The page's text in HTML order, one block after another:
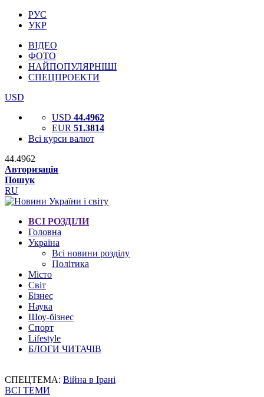
РУС
УКР
ВІДЕО
ФОТО
НАЙПОПУЛЯРНІШІ
СПЕЦПРОЕКТИ
USD
USD 44.4962
EUR 51.3814
Всі курси валют
44.4962
Авторизація
Пошук
RU
ВСІ РОЗДІЛИ
Головна
Україна
Всі новини розділу
Політика
Місто
Світ
Бізнес
Наука
Шоу-бізнес
Спорт
Lifestyle
БЛОГИ ЧИТАЧІВ
СПЕЦТЕМА: Війна в Ірані
ВСІ ТЕМИ